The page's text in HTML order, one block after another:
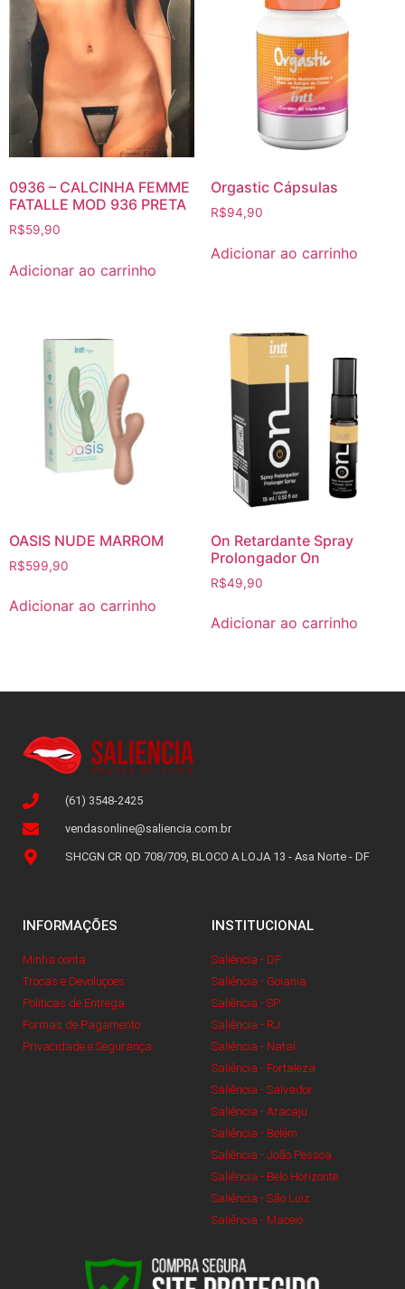
0936 – CALCINHA FEMME
FATALLE MOD 936 PRETA
R$59,90
Adicionar ao carrinho
Orgastic Cápsulas
R$94,90
Adicionar ao carrinho
OASIS NUDE MARROM
R$599,90
Adicionar ao carrinho
On Retardante Spray
Prolongador On
R$49,90
Adicionar ao carrinho
(61) 3548-2425
vendasonline@saliencia.com.br
SHCGN CR QD 708/709, BLOCO A LOJA 13 - Asa Norte - DF
INFORMAÇÕES
Minha conta
Trocas e Devoluçoes
Politicas de Entrega
Formas de Pagamento
Privacidade e Segurança
INSTITUCIONAL
Saliência - DF
Saliência - Goiania
Saliência - SP
Saliência - RJ
Saliência - Natal
Saliência - Fortaleza
Saliência - Salvador
Saliência - Aracaju
Saliência - Belém
Saliência - João Pessoa
Saliência - Belo Horizonte
Saliência - São Luiz
Saliência - Maceió